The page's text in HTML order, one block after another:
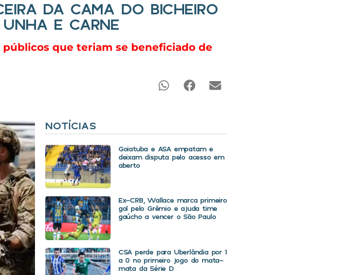
DA CAMA DO BICHEIRO
E CARNE
que teriam se beneficiado de
NOTÍCIAS
Goiatuba e ASA empatam e
deixam disputa pelo acesso em
aberto
Ex-CRB, Wallace marca primeiro
gol pelo Grêmio e ajuda time
gaúcho a vencer o São Paulo
CSA perde para Uberlândia por 1
a 0 no primeiro jogo do mata-
mata da Série D